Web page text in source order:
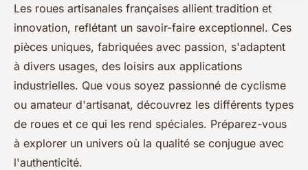
Les roues artisanales françaises allient tradition et
innovation, reflétant un savoir-faire exceptionnel. Ces
pièces uniques, fabriquées avec passion, s'adaptent
à divers usages, des loisirs aux applications
industrielles. Que vous soyez passionné de cyclisme
ou amateur d'artisanat, découvrez les différents types
de roues et ce qui les rend spéciales. Préparez-vous
à explorer un univers où la qualité se conjugue avec
l'authenticité.